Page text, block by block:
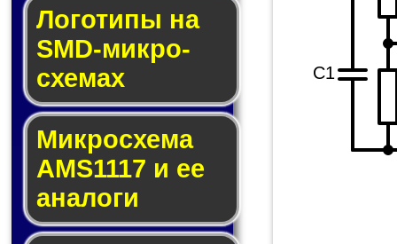
Логотипы на
SMD-мик­ро­
схе­мах
Микросхема
AMS1117 и ее
ана­ло­ги
C1